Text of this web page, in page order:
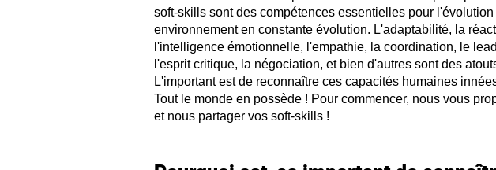
soft-skills sont des compétences essentielles pour
environnement en constante évolution. L'adaptabilité, la
l'intelligence émotionnelle, l'empathie, la coordination, le
l'esprit critique, la négociation, et bien d'autres sont des
L'important est de reconnaître ces capacités humaines
Tout le monde en possède ! Pour commencer, nous vous
et nous partager vos soft-skills !